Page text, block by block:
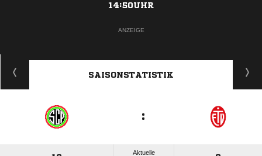
14:50UHR
ANZEIGE
SAISONSTATISTIK
:
Aktuelle